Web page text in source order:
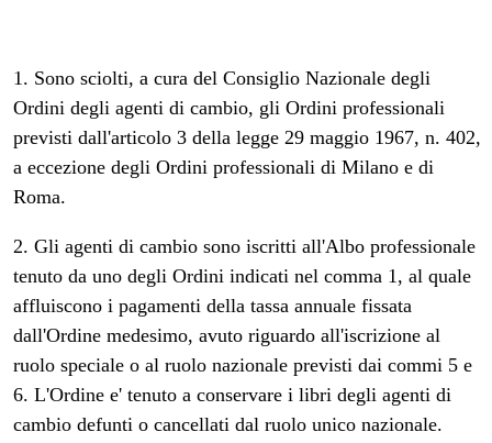
1. Sono sciolti, a cura del Consiglio Nazionale degli
Ordini degli agenti di cambio, gli Ordini professionali
previsti dall'articolo 3 della legge 29 maggio 1967, n. 402,
a eccezione degli Ordini professionali di Milano e di
Roma.
2. Gli agenti di cambio sono iscritti all'Albo professionale
tenuto da uno degli Ordini indicati nel comma 1, al quale
affluiscono i pagamenti della tassa annuale fissata
dall'Ordine medesimo, avuto riguardo all'iscrizione al
ruolo speciale o al ruolo nazionale previsti dai commi 5 e
6. L'Ordine e' tenuto a conservare i libri degli agenti di
cambio defunti o cancellati dal ruolo unico nazionale.